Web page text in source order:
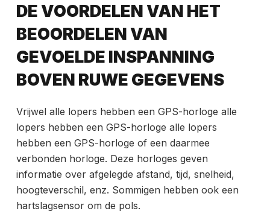
DE VOORDELEN VAN HET
BEOORDELEN VAN
GEVOELDE INSPANNING
BOVEN RUWE GEGEVENS
Vrijwelalle lopers hebben een GPS-horloge alle
lopers hebben een GPS-horloge alle lopers
hebben een GPS-horloge of een daarmee
verbonden horloge. Deze horloges geven
informatie over afgelegde afstand, tijd, snelheid,
hoogteverschil, enz. Sommigen hebben ook een
hartslagsensor om de pols.